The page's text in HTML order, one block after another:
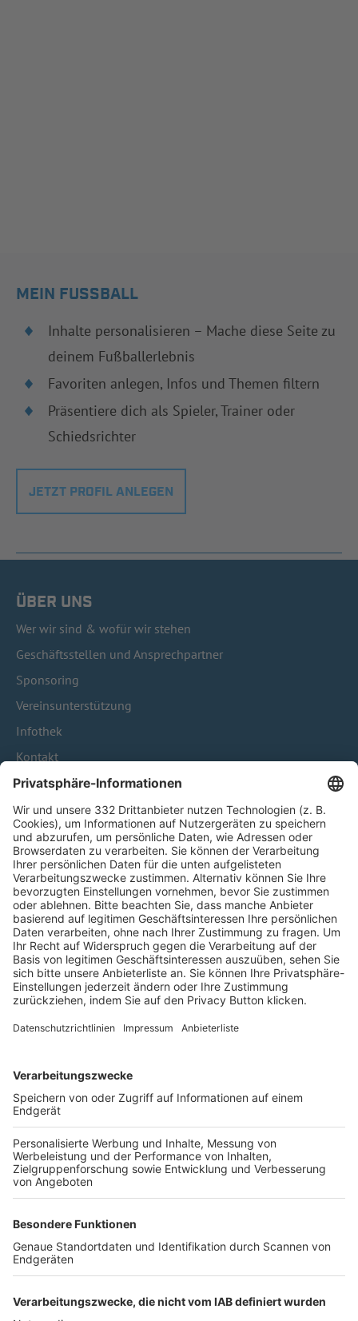
MEIN FUSSBALL
Inhalte personalisieren – Mache diese Seite zu
deinem Fußballerlebnis
Favoriten anlegen, Infos und Themen filtern
Präsentiere dich als Spieler, Trainer oder
Schiedsrichter
JETZT PROFIL ANLEGEN
ÜBER UNS
Wer wir sind & wofür wir stehen
Geschäftsstellen und Ansprechpartner
Sponsoring
Vereinsunterstützung
Infothek
Kontakt
HÄUFIG BESUCHTE SEITEN
Pässe und Vereinswechsel
Trainerausbildung
Schulungsangebot Vereinsmitarbeiter
BFV-Geschäftsstellen
Trainerbörse
Login SpielPlus
FOLGE DEM BFV
TOP-VEREINE
TOP-PARTNER